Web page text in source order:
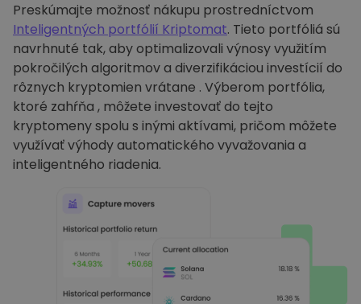
Preskúmajte možnosť nákupu prostredníctvom
Inteligentných portfólií Kriptomat. Tieto portfóliá sú
navrhnuté tak, aby optimalizovali výnosy využitím
pokročilých algoritmov a diverzifikáciou investícií do
rôznych kryptomien vrátane . Výberom portfólia,
ktoré zahŕňa , môžete investovať do tejto
kryptomeny spolu s inými aktívami, pričom môžete
využívať výhody automatického vyvažovania a
inteligentného riadenia.